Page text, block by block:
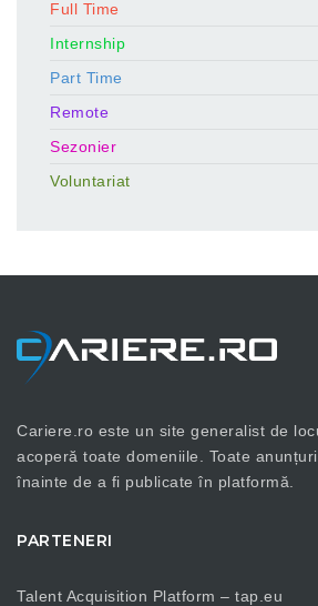
Full Time
Internship
Part Time
Remote
Sezonier
Voluntariat
Cariere.ro este un site generalist de
acoperă toate domeniile. Toate
înainte de a fi publicate în platformă.
PARTENERI
Talent Acquisition Platform – tap.eu